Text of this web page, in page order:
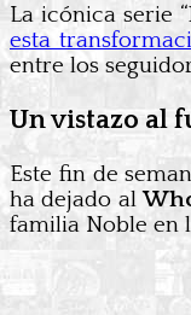
La icónica serie “
esta
entre los
Un vistazo al
Este fin de
ha dejado al
familia Noble en